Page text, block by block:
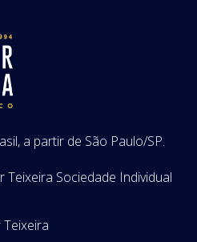
a partir de São Paulo/SP.
Teixeira Sociedade Individual
Teixeira